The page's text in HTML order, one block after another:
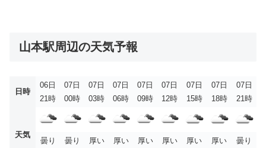
山本駅周辺の天気予報
日時
06日
21時
07日
00時
07日
03時
07日
06時
07日
09時
07日
12時
07日
15時
07日
18時
07日
21時
天気
曇り
曇り
厚い
厚い
厚い
厚い
厚い
厚い
曇り